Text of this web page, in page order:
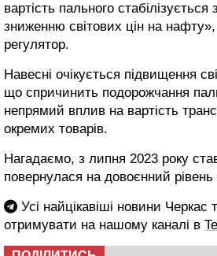
вартість пального
зниженню світових цін на нафту»,
регулятор.
Навесні очікується підвищення
що спричинить подорожчання
непрямий вплив на вартість
окремих товарів.
Нагадаємо, з липня 2023 року
повернулася на довоєнний
Усі найцікавіші новини Черкас
отримувати на нашому каналі в